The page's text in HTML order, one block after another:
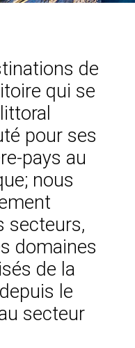
de
qui se
pour ses
pays au
nous
secteurs,
domaines
de la
le
secteur